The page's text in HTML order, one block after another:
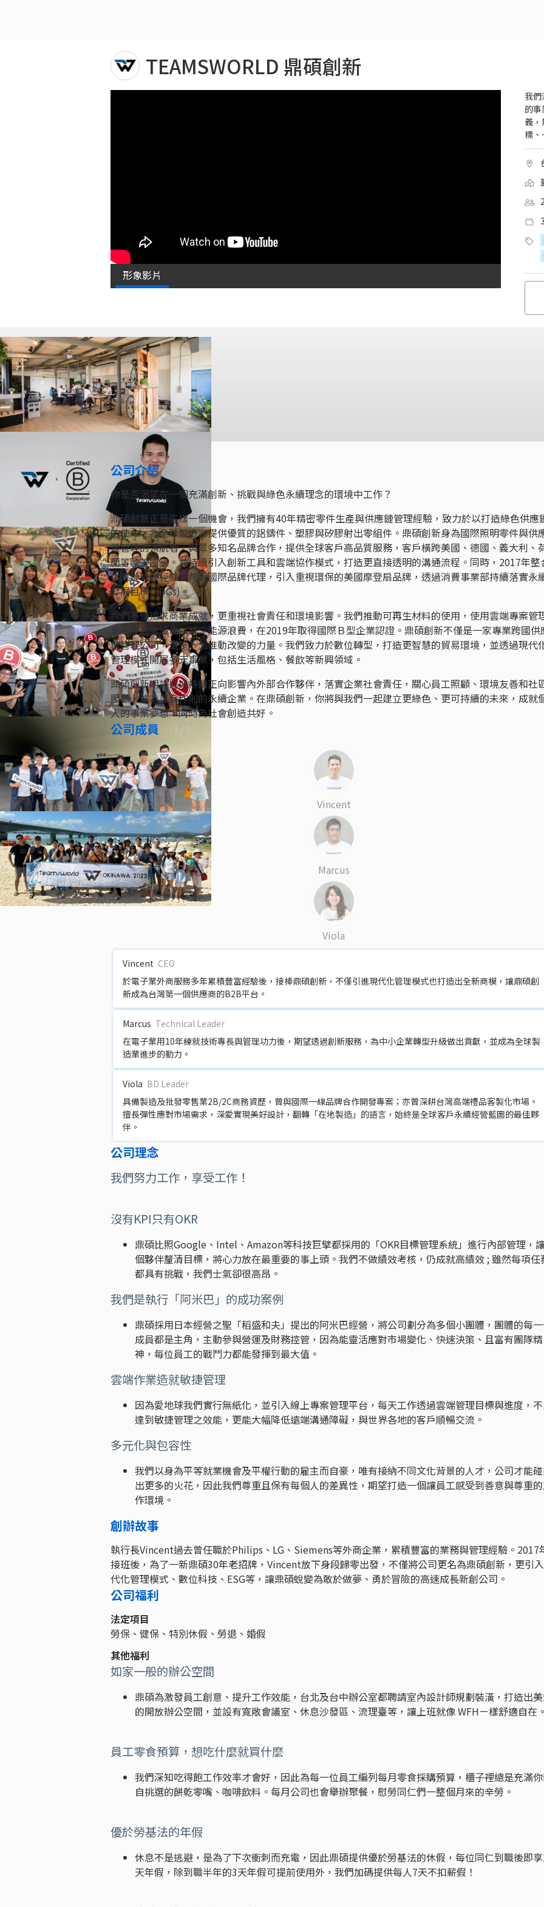
TEAMSWORLD 鼎碩創新
形象影片
我們
的
義
標、
公司介紹
你是否渴望在一個充滿創新、挑戰與綠色永續理念的環境中工作？
鼎碩創新正是這樣一個機會，我們擁有40年精密零件生產與供應鏈管理經驗，致力於以打造綠色供應
的使命，為全球製造業提供優質的鋁鑄件、塑膠與矽膠射出零組件。鼎碩創新身為國際照明零件與供
鏈管理的領航者，與眾多知名品牌合作，提供全球客戶高品質服務，客戶橫跨美國、德國、義大利、
蘭等歐美國家。並持續引入創新工具和雲端協作模式，打造更直接透明的溝通流程。同時，2017年整
供應鏈管理經驗，跨足國際品牌代理，引入重視環保的美國摩登扇品牌，透過消費事業部持續落實永
發展目標(SDGs)。
我們不僅追求商業成就，更重視社會責任和環境影響。我們推動可再生材料的使用，使用雲端專案管
系統及節能設備以減少能源浪費，在2019年取得國際Ｂ型企業認證。鼎碩創新不僅是一家專業跨國供
鏈管理公司，更是一個推動改變的力量。我們致力於數位轉型，打造更智慧的貿易環境，並透過現代
管理模式開展多元事業，包括生活風格、餐飲等新興領域。
鼎碩創新期許透過持續正向影響內外部合作夥伴，落實企業社會責任，關心員工照顧、環境友善和社
照顧，成為以身作則的永續企業。在鼎碩創新，你將與我們一起建立更綠色、更可持續的未來，成就
人的事業夢想，同時為社會創造共好。
公司成員 ( 1 / 3 )
Vincent
Marcus
Viola
Vincent CEO
於電子業外商服務多年累積豐富經驗後，接棒鼎碩創新，不僅引進現代化管理模式也打造出全新商模，讓鼎碩創
新成為台灣第一個供應商的B2B平台。
Marcus Technical Leader
在電子業用10年練就技術專長與管理功力後，期望透過創新服務，為中小企業轉型升級做出貢獻，並成為全球製
造業進步的動力。
Viola BD Leader
具備製造及批發零售業2B/2C商務資歷，曾與國際一線品牌合作開發專案；亦曾深耕台灣高端禮品客製化市場。
擅長彈性應對市場需求，深愛實現美好設計，翻轉「在地製造」的語言，始終是全球客戶永續經營藍圖的最佳夥
伴。
公司理念
我們努力工作，享受工作！
沒有KPI只有OKR
鼎碩比照Google、Intel、Amazon等科技巨擘都採用的「OKR目標管理系統」進行內部管理，
個夥伴釐清目標，將心力放在最重要的事上頭。我們不做績效考核，仍成就高績效 ; 雖然每項任
都具有挑戰，我們士氣卻很高昂。
我們是執行「阿米巴」的成功案例
鼎碩採用日本經營之聖「稻盛和夫」提出的阿米巴經營，將公司劃分為多個小團體，團體的每
成員都是主角，主動參與營運及財務控管，因為能靈活應對市場變化、快速決策、且富有團隊精
神，每位員工的戰鬥力都能發揮到最大值。
雲端作業造就敏捷管理
因為愛地球我們實行無紙化，並引入線上專案管理平台，每天工作透過雲端管理目標與進度，
達到敏捷管理之效能，更能大幅降低遠端溝通障礙，與世界各地的客戶順暢交流。
多元化與包容性
我們以身為平等就業機會及平權行動的雇主而自豪，唯有接納不同文化背景的人才，公司才能
出更多的火花，因此我們尊重且保有每個人的差異性，期望打造一個讓員工感受到善意與尊重
作環境。
創辦故事
執行長Vincent過去曾任職於Philips、LG、Siemens等外商企業，累積豐富的業務與管理經驗。2017
接班後，為了一新鼎碩30年老招牌，Vincent放下身段歸零出發，不僅將公司更名為鼎碩創新，更引
代化管理模式、數位科技、ESG等，讓鼎碩蛻變為敢於做夢、勇於冒險的高速成長新創公司。
公司福利
法定項目
勞保、健保、特別休假、勞退、婚假
其他福利
如家一般的辦公空間
鼎碩為激發員工創意、提升工作效能，台北及台中辦公室都聘請室內設計師規劃裝潢，打造出
的開放辦公空間，並設有寬敞會議室、休息沙發區、流理臺等，讓上班就像 WFHㄧ樣舒適自在。
員工零食預算，想吃什麼就買什麼
我們深知吃得飽工作效率才會好，因此為每一位員工編列每月零食採購預算，櫃子裡總是充滿
自挑選的餅乾零嘴、咖啡飲料。每月公司也會舉辦聚餐，慰勞同仁們一整個月來的辛勞。
優於勞基法的年假
休息不是逃避，是為了下次衝刺而充電，因此鼎碩提供優於勞基法的休假，每位同仁到職後即
天年假，除到職半年的3天年假可提前使用外，我們加碼提供每人7天不扣薪假！